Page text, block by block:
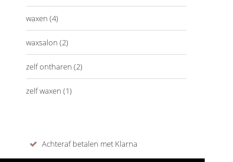
waxen (4)
waxsalon (2)
zelf ontharen (2)
zelf waxen (1)
Achteraf betalen met Klarna